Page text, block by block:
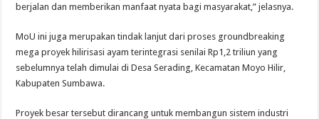
berjalan dan memberikan manfaat nyata bagi masyarakat,” jelasnya.
MoU ini juga merupakan tindak lanjut dari proses groundbreaking
mega proyek hilirisasi ayam terintegrasi senilai Rp1,2 triliun yang
sebelumnya telah dimulai di Desa Serading, Kecamatan Moyo Hilir,
Kabupaten Sumbawa.
Proyek besar tersebut dirancang untuk membangun sistem industri